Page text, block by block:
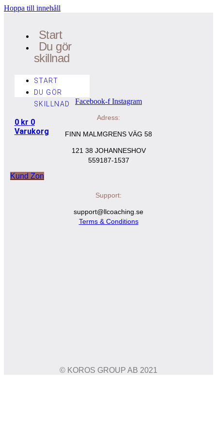
Hoppa till innehåll
Start
Du gör
skillnad
START
DU GÖR
SKILLNAD
0 kr 0
Varukorg
Facebook-f Instagram
Adress:
FINN MALMGRENS VÄG 58
121 38 JOHANNESHOV
559187-1537
Kund Zon
Support:
support@llcoaching.se
Terms & Conditions
© KOROS GROUP AB 2021